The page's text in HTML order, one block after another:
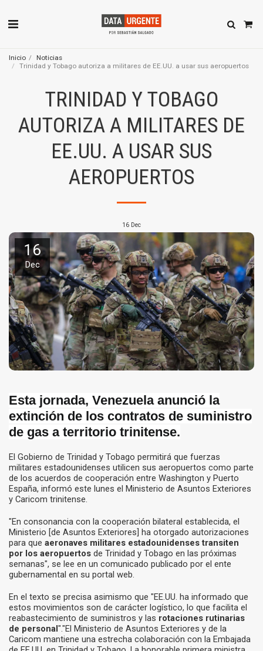
Inicio
Noticias
Trinidad y Tobago autoriza a militares de EE.UU. a usar sus aeropuertos
TRINIDAD Y TOBAGO
AUTORIZA A MILITARES DE
EE.UU. A USAR SUS
AEROPUERTOS
16 Dec
16
Dec
Esta jornada, Venezuela anunció la
extinción de los contratos de suministro
de gas a territorio trinitense.
El Gobierno de Trinidad y Tobago permitirá que fuerzas
militares estadounidenses utilicen sus aeropuertos como parte
de los acuerdos de cooperación entre Washington y Puerto
España, informó este lunes el Ministerio de Asuntos Exteriores
y Caricom trinitense.
"En consonancia con la cooperación bilateral establecida, el
Ministerio [de Asuntos Exteriores] ha otorgado autorizaciones
para que aeronaves militares estadounidenses transiten
por los aeropuertos de Trinidad y Tobago en las próximas
semanas", se lee en un comunicado publicado por el ente
gubernamental en su portal web.
En el texto se precisa asimismo que "EE.UU. ha informado que
estos movimientos son de carácter logístico, lo que facilita el
reabastecimiento de suministros y las rotaciones rutinarias
de personal"."El Ministerio de Asuntos Exteriores y de la
Caricom mantiene una estrecha colaboración con la Embajada